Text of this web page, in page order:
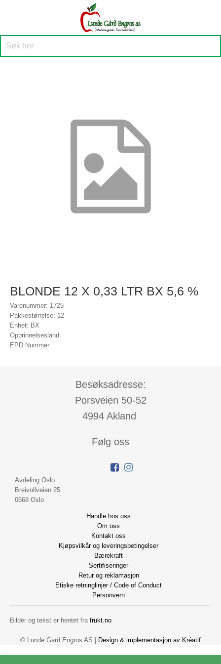
BLONDE 12 X 0,33 LTR BX 5,6 %
Varenummer: 1725
Pakkestørrelse: 12
Enhet: BX
Opprinnelsesland:
EPD Nummer:
Besøksadresse:
Porsveien 50-52
4994 Akland
Følg oss
Avdeling Oslo:
Breivollveien 25
0668 Oslo
Handle hos oss
Om oss
Kontakt oss
Kjøpsvilkår og leveringsbetingelser
Bærekraft
Sertifiseringer
Retur og reklamasjon
Etiske retninglinjer / Code of Conduct
Personvern
Bilder og tekst er hentet fra frukt.no
© Lunde Gard Engros AS | Design & implementasjon av Kréatif